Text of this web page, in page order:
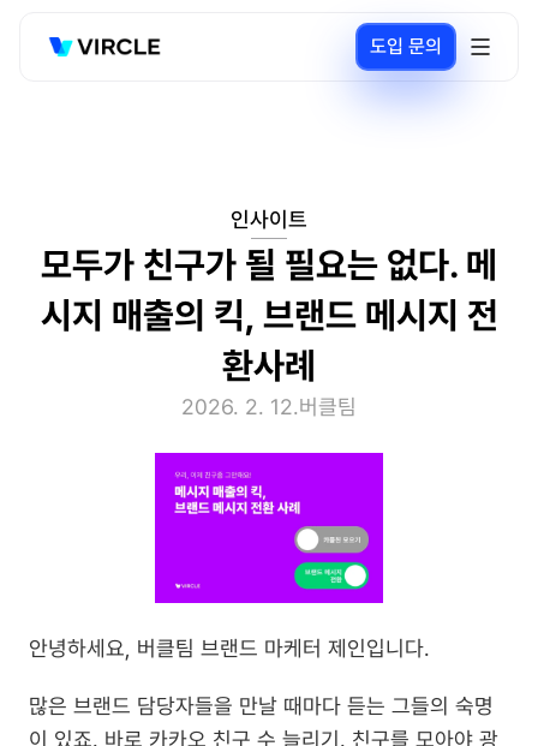
도입 문의
인사이트
모두가 친구가 될 필요는 없다. 메
시지 매출의 킥, 브랜드 메시지 전
환사례
2026. 2. 12.버클팀
안녕하세요, 버클팀 브랜드 마케터 제인입니다.
많은 브랜드 담당자들을 만날 때마다 듣는 그들의 숙명
이 있죠. 바로 카카오 친구 수 늘리기. 친구를 모아야 광